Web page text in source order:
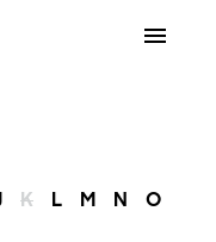
K L M N O